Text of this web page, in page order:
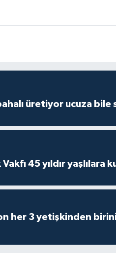
üretiyor ucuza bile
45 yıldır yaşlılara
her 3 yetişkinden